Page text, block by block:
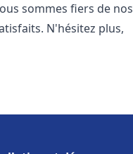
sommes fiers de nos
N'hésitez plus,